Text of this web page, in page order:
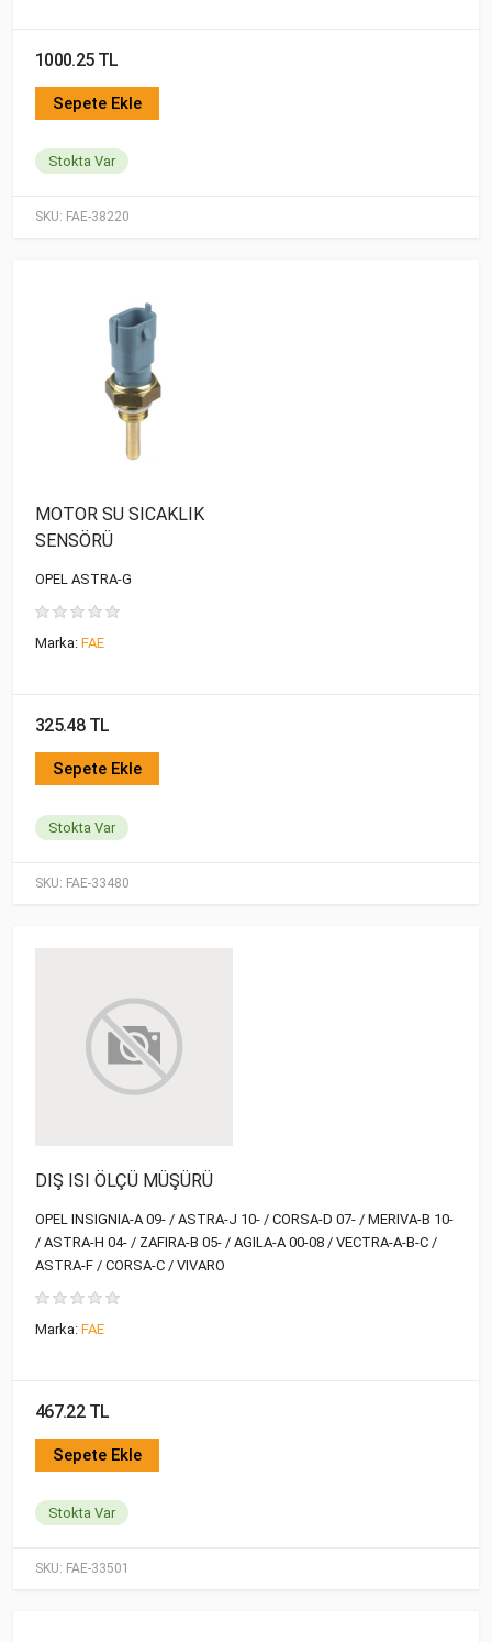
SKU: FAE-38220
1000.25 TL
Sepete Ekle
Stokta Var
SKU: FAE-33480
MOTOR SU SICAKLIK
SENSÖRÜ
OPEL ASTRA-G
Marka: FAE
325.48 TL
Sepete Ekle
Stokta Var
SKU: FAE-33501
DIŞ ISI ÖLÇÜ MÜŞÜRÜ
OPEL INSIGNIA-A 09- / ASTRA-J 10- / CORSA-D 07- / MERIVA-B 10-
/ ASTRA-H 04- / ZAFIRA-B 05- / AGILA-A 00-08 / VECTRA-A-B-C /
ASTRA-F / CORSA-C / VIVARO
Marka: FAE
467.22 TL
Sepete Ekle
Stokta Var